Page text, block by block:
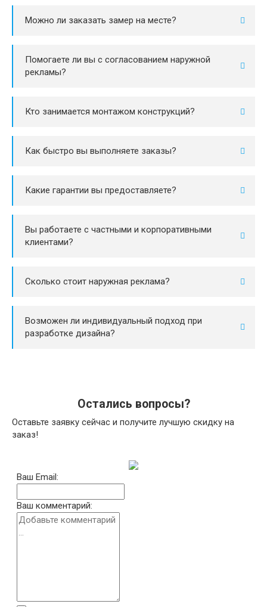
Можно ли заказать замер на месте?
Помогаете ли вы с согласованием наружной
рекламы?
Кто занимается монтажом конструкций?
Как быстро вы выполняете заказы?
Какие гарантии вы предоставляете?
Вы работаете с частными и корпоративными
клиентами?
Сколько стоит наружная реклама?
Возможен ли индивидуальный подход при
разработке дизайна?
Остались вопросы?
Оставьте заявку сейчас и получите лучшую скидку на
заказ!
Ваш Email:
Ваш комментарий: